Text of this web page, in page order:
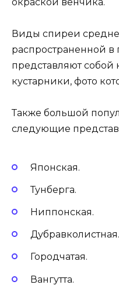
Виды спиреи
распространенной
представляют
кустарники, фото
Также большой
следующие
Японская.
Тунберга.
Ниппонская.
Дубравколистная.
Городчатая.
Вангутта.